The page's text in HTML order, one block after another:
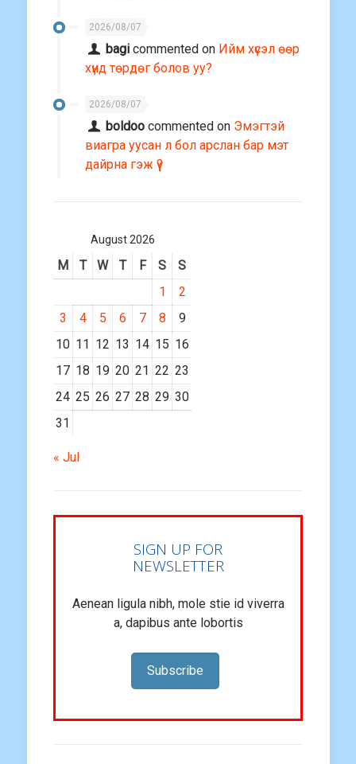
2026/08/07
bagi commented on Ийм хүсэл өөр
хүнд төрдөг болов уу?
2026/08/07
boldoo commented on Эмэгтэй
виагра уусан л бол арслан бар мэт
дайрна гэж үү?
August 2026
M T W T F S
S
1
2
3
4 5 6 7 8
9
10 11 12 13 14 15 16
17 18 19 20 21 22 23
24 25 26 27 28 29 30
31
« Jul
SIGN UP FOR
NEWSLETTER
Aenean ligula nibh, mole stie id viverra
a, dapibus ante lobortis
Subscribe